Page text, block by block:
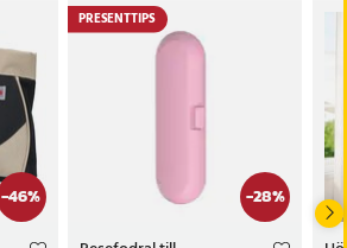
-46% -28%
PRESENTTIPS